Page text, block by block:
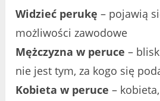
Widzieć perukę – pojawią
możliwości zawodowe
Mężczyzna w peruce –
nie jest tym, za kogo się
Kobieta w peruce –